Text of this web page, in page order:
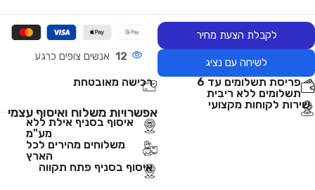
לקבלת הצעת מחיר
לשיחה עם נציג 12 אנשים צופים כרגע
פריסת תשלומים עד 6
תשלומים ללא ריבית
רכישה מאובטחת
שירות לקוחות מקצועי
אפשרויות משלוח ואיסוף עצמי
איסוף בסניף אילת ללא
מע"מ
משלוחים מהירים לכל
הארץ
איסוף בסניף פתח תקווה